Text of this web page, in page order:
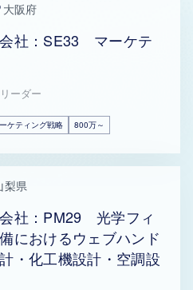
大阪府
社：SE33 マーケテ
ーダー
ケティング戦略 800万～
梨県
社：PM29 光学フィ
におけるウェブハンド
・化工機設計・空調設